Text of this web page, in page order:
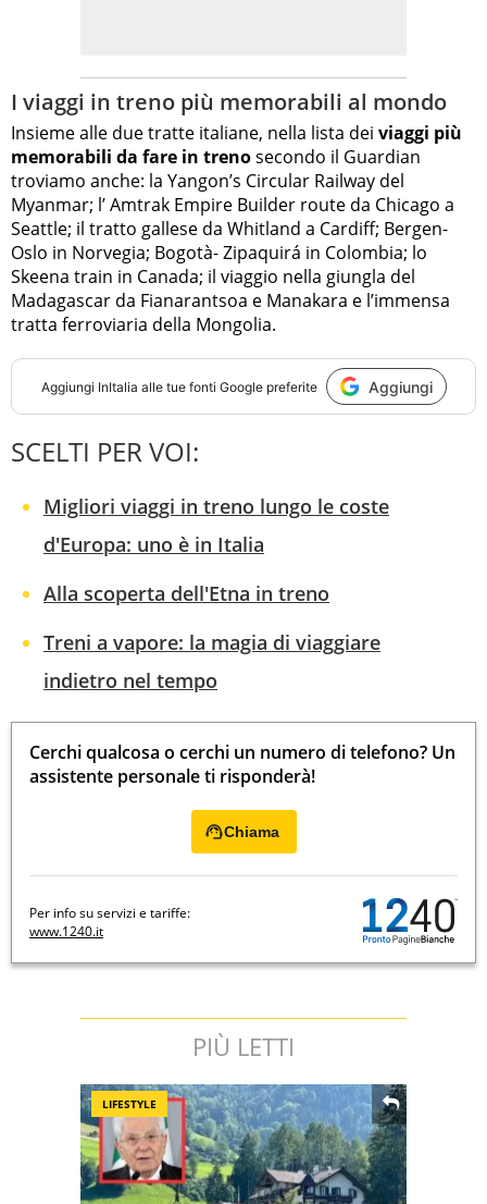
I viaggi in treno più memorabili al mondo
Insieme alle due tratte italiane, nella lista dei viaggi più
memorabili da fare in trenosecondo il Guardian
troviamo anche: la Yangon’s Circular Railway del
Myanmar; l’ Amtrak Empire Builder route da Chicago a
Seattle; il tratto gallese da Whitland a Cardiff; Bergen-
Oslo in Norvegia; Bogotà- Zipaquirá in Colombia; lo
Skeena train in Canada; il viaggio nella giungla del
Madagascar da Fianarantsoa e Manakara e l’immensa
tratta ferroviaria della Mongolia.
Aggiungi InItalia alle tue fonti Google preferite Aggiungi
SCELTI PER VOI:
Migliori viaggi in treno lungo le coste
d'Europa: uno è in Italia
Alla scoperta dell'Etna in treno
Treni a vapore: la magia di viaggiare
indietro nel tempo
Cerchi qualcosa o cerchi un numero di telefono? Un
assistente personale ti risponderà!
Chiama
Per info su servizi e tariffe:
www.1240.it
PIÙ LETTI
LIFESTYLE